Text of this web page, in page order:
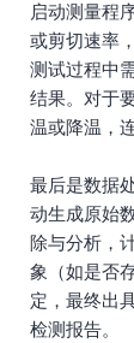
启动测量程
或剪切速率
测试过程中
结果。对于
温或降温，
最后是数据
动生成原始
除与分析，
象（如是否
定，最终出
检测报告。